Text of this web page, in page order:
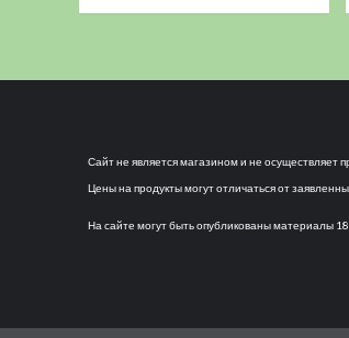
Сайт не является магазином и не осуществляет
Цены на продукты могут отличаться от
На сайте могут быть опубликованы материалы